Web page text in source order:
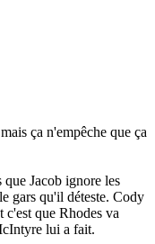
ça n'empêche que ça
Jacob ignore les
gars qu'il déteste. Cody
c'est que Rhodes va
lui a fait.